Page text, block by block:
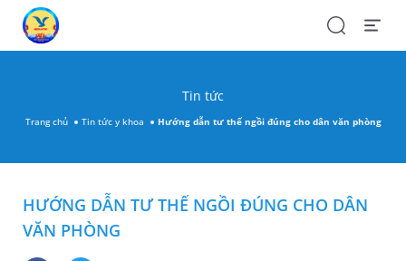
SearchOpen
Tin tức
Trang chủ Tin tức y khoa Hướng dẫn tư thế ngồi đúng cho dân văn phòng
HƯỚNG DẪN TƯ THẾ NGỒI ĐÚNG CHO DÂN
VĂN PHÒNG